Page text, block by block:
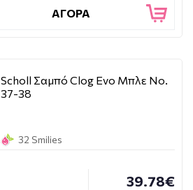
ΑΓΟΡΑ
Scholl Σαμπό Clog Evo Μπλε Νο.
37-38
32 Smilies
39.78€